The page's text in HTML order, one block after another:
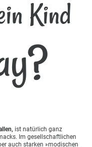
Kind
ist natürlich ganz
Im gesellschaftlichen
auch starken »modischen